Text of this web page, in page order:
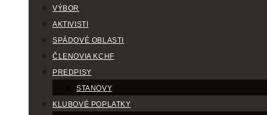
VÝBOR
AKTIVISTI
SPÁDOVÉ OBLASTI
ČLENOVIA KCHF
PREDPISY
STANOVY
KLUBOVÉ POPLATKY